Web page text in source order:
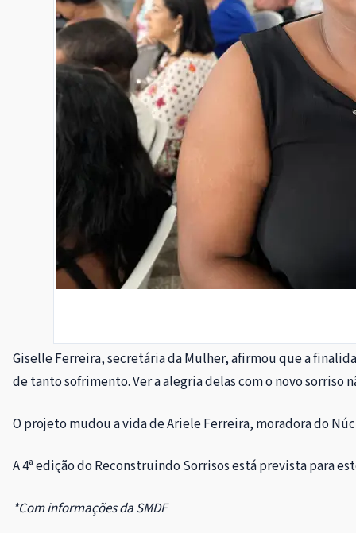
Giselle Ferreira, secretária da Mulher, afirmou que a
de tanto sofrimento. Ver a alegria delas com o novo sorriso
O projeto mudou a vida de Ariele Ferreira, moradora do
A 4ª edição do Reconstruindo Sorrisos está prevista para
*Com informações da SMDF